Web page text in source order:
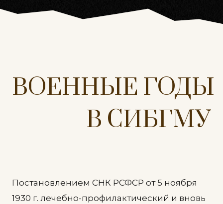
Военные
ТМИ
ВОЕННЫЕ ГОДЫ
В СИБГМУ
Постановлением СНК РСФСР от 5 ноября
1930 г. лечебно-профилактический и вновь